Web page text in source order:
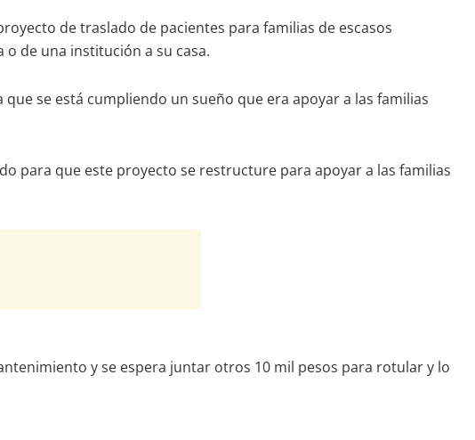
de traslado de pacientes para familias de escasos
de una institución a su casa.
que se está cumpliendo un sueño que era apoyar a las familias
para que este proyecto se restructure para apoyar a las familias
y se espera juntar otros 10 mil pesos para rotular y lo